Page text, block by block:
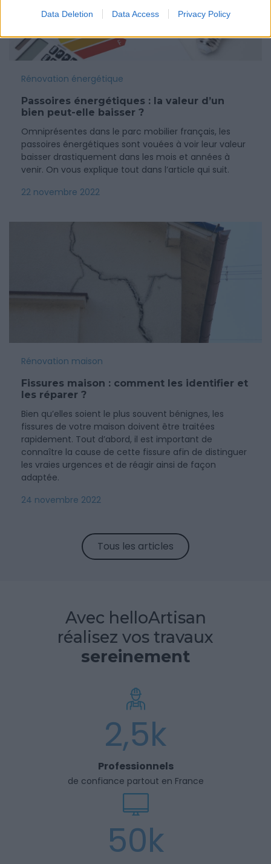
Data Deletion Data Access Privacy Policy
Rénovation énergétique
Passoires énergétiques : la valeur d’un
bien peut-elle baisser ?
Omniprésentes dans le parc mobilier français, les
passoires énergétiques sont vouées à voir leur valeur
baisser drastiquement dans les mois et années à
venir. On vous explique tout dans l’article qui suit.
22 novembre 2022
Rénovation maison
Fissures maison : comment les identifier et
les réparer ?
Bien qu’elles soient le plus souvent bénignes, les
fissures de votre maison doivent être traitées
rapidement. Tout d’abord, il est important de
connaître la cause de cette fissure afin de distinguer
les vraies urgences et de réagir ainsi de façon
adaptée.
24 novembre 2022
Tous les articles
Avec helloArtisan
réalisez vos travaux
sereinement
2,5k
Professionnels
de confiance partout en France
50k